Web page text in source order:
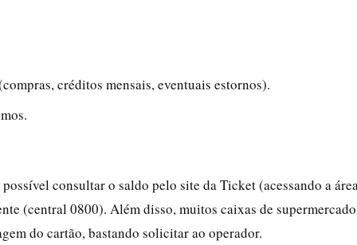
créditos mensais, eventuais estornos).
consultar o saldo pelo site da Ticket (acessando a
(central 0800). Além disso, muitos caixas de supermercado
do cartão, bastando solicitar ao operador.